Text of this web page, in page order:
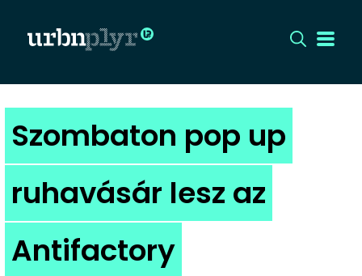
CÍMLAP
DIZÁJN
DIVAT
HIP
Szombaton pop up
ruhavásár lesz az
Antifactory